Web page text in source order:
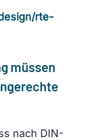
rte-
müssen
nach DIN-